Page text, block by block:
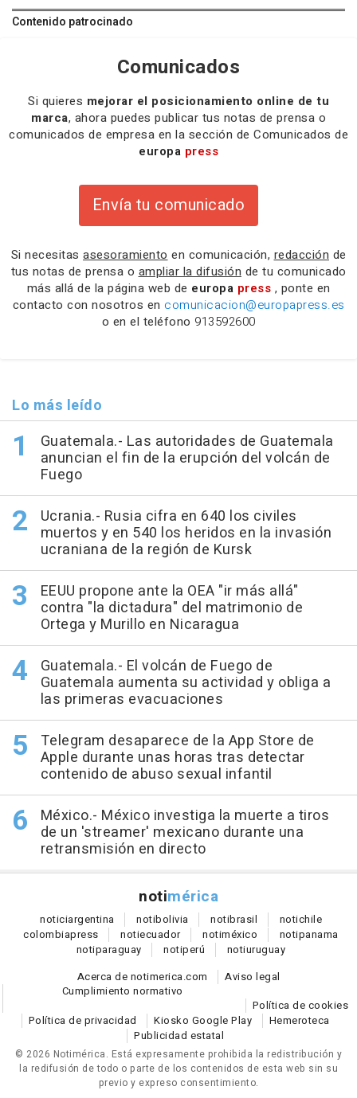
Contenido patrocinado
Comunicados
Si quieres mejorar el posicionamiento online de tu
marca, ahora puedes publicar tus notas de prensa o
comunicados de empresa en la sección de Comunicados de
europa press
Envía tu comunicado
Si necesitas asesoramiento en comunicación, redacción de
tus notas de prensa o ampliar la difusión de tu comunicado
más allá de la página web de europa press , ponte en
contacto con nosotros en comunicacion@europapress.es
o en el teléfono 913592600
Lo más leído
Guatemala.- Las autoridades de Guatemala
anuncian el fin de la erupción del volcán de
Fuego
Ucrania.- Rusia cifra en 640 los civiles
muertos y en 540 los heridos en la invasión
ucraniana de la región de Kursk
EEUU propone ante la OEA "ir más allá"
contra "la dictadura" del matrimonio de
Ortega y Murillo en Nicaragua
Guatemala.- El volcán de Fuego de
Guatemala aumenta su actividad y obliga a
las primeras evacuaciones
Telegram desaparece de la App Store de
Apple durante unas horas tras detectar
contenido de abuso sexual infantil
México.- México investiga la muerte a tiros
de un 'streamer' mexicano durante una
retransmisión en directo
notimérica
noticiargentina notibolivia notibrasil notichile
colombiapress notiecuador notiméxico notipanama
notiparaguay notiperú notiuruguay
Acerca de notimerica.com
Aviso legal
Cumplimiento normativo
Política de cookies
Política de privacidad
Kiosko Google Play
Hemeroteca
Publicidad estatal
© 2026 Notimérica. Está expresamente prohibida la redistribución y
la redifusión de todo o parte de los contenidos de esta web sin su
previo y expreso consentimiento.